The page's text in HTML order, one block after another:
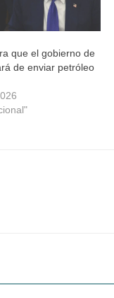
que el gobierno de
de enviar petróleo